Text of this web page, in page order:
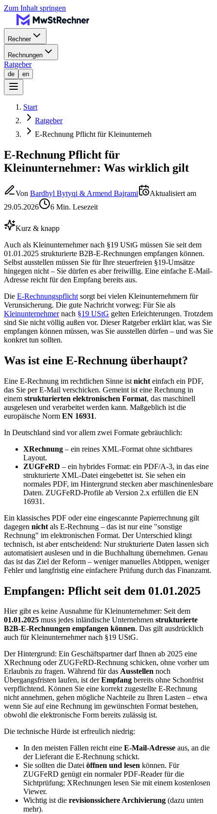
Zum Inhalt springen
Rechner
Rechnungen
Ratgeber
de en
Start
Ratgeber
E-Rechnung Pflicht für Kleinunterneh
E-Rechnung Pflicht für
Kleinunternehmer: Was wirklich gilt
Von Bardhyl Bytyqi & Armend Bajrami
Aktualisiert am
29.05.2026
6 Min. Lesezeit
Kurz & knapp
Auch als Kleinunternehmer nach §19 UStG müssen Sie seit dem
01.01.2025 strukturierte B2B-E-Rechnungen empfangen können.
Selbst ausstellen müssen Sie für Ihre steuerfreien §19-Umsätze
hingegen nicht – Sie dürfen es aber freiwillig. Eine einfache E-Mail-
Adresse reicht für den Empfang bereits aus.
Die E-Rechnungspflicht sorgt bei vielen Kleinunternehmern für
Verunsicherung. Die gute Nachricht vorweg: Für Sie als
Kleinunternehmernach §19 UStG gelten Erleichterungen. Trotzdem
sind Sie nicht völlig außen vor. Dieser Ratgeber erklärt klar, was Sie
empfangen können müssen, was Sie ausstellen dürfen – und was Sie
konkret tun sollten.
Was ist eine E-Rechnung überhaupt?
Eine E-Rechnung im rechtlichen Sinne ist nicht einfach ein PDF,
das Sie per E-Mail verschicken. Gemeint ist eine Rechnung in
einem strukturierten elektronischen Format, das maschinell
ausgelesen und verarbeitet werden kann. Maßgeblich ist die
europäische Norm EN 16931.
In Deutschland sind vor allem zwei Formate gebräuchlich:
XRechnung – ein reines XML-Format ohne sichtbares
Layout.
ZUGFeRD – ein hybrides Format: ein PDF/A-3, in das eine
strukturierte XML-Datei eingebettet ist. Sie sehen ein
normales PDF, im Hintergrund stecken aber maschinenlesbare
Daten. ZUGFeRD-Profile ab Version 2.x erfüllen die EN
16931.
Ein klassisches PDF oder eine eingescannte Papierrechnung gilt
dagegen nicht als E-Rechnung – das ist nur eine "sonstige
Rechnung" im elektronischen Format. Der Unterschied klingt
technisch, ist aber entscheidend: Nur strukturierte Daten lassen sich
automatisiert auslesen und in die Buchhaltung übernehmen. Genau
das ist das Ziel der Reform – weniger manuelles Abtippen, weniger
Fehler und langfristig eine einfachere Prüfung durch das Finanzamt.
Empfangen: Pflicht seit dem 01.01.2025
Hier gibt es keine Ausnahme für Kleinunternehmer: Seit dem
01.01.2025 muss jedes inländische Unternehmen strukturierte
B2B-E-Rechnungen empfangen können. Das gilt ausdrücklich
auch für Kleinunternehmer nach §19 UStG.
Der Hintergrund: Ein Geschäftspartner darf Ihnen ab 2025 eine
XRechnung oder ZUGFeRD-Rechnung schicken, ohne vorher um
Erlaubnis zu fragen. Während für das Ausstellen noch
Übergangsfristen laufen, ist derEmpfang bereits ohne Schonfrist
verpflichtend. Können Sie eine korrekt zugestellte E-Rechnung
nicht annehmen, gehen mögliche Nachteile zu Ihren Lasten – etwa
wenn Sie auf eine Rechnung im gewünschten Format bestehen,
obwohl die elektronische Form bereits zulässig ist.
Die technische Hürde ist erfreulich niedrig:
In den meisten Fällen reicht eine E-Mail-Adresse aus, an die
der Lieferant die E-Rechnung schickt.
Sie sollten die Datei öffnen und lesen können. Für
ZUGFeRD genügt ein normaler PDF-Reader für die
Sichtprüfung; XRechnungen lesen Sie mit einem kostenlosen
Viewer.
Wichtig ist die revisionssichere Archivierung (dazu unten
mehr).